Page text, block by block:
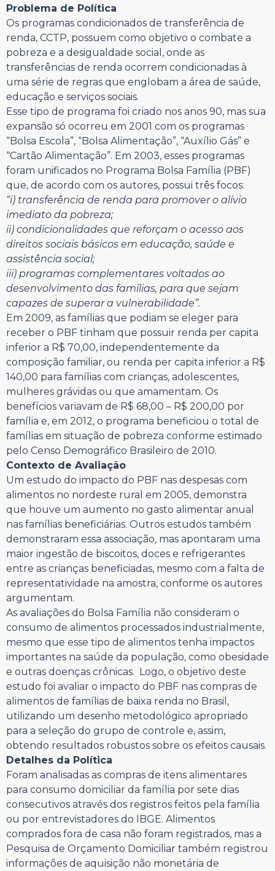
Problema de Política
Os programas condicionados de transferência de
renda, CCTP, possuem como objetivo o combate a
pobreza e a desigualdade social, onde as
transferências de renda ocorrem condicionadas à
uma série de regras que englobam a área de saúde,
educação e serviços sociais.
Esse tipo de programa foi criado nos anos 90, mas sua
expansão só ocorreu em 2001 com os programas
“Bolsa Escola”, “Bolsa Alimentação”, “Auxílio Gás” e
“Cartão Alimentação”. Em 2003, esses programas
foram unificados no Programa Bolsa Família (PBF)
que, de acordo com os autores, possui três focos:
“i) transferência de renda para promover o alívio
imediato da pobreza;
ii) condicionalidades que reforçam o acesso aos
direitos sociais básicos em educação, saúde e
assistência social;
iii) programas complementares voltados ao
desenvolvimento das famílias, para que sejam
capazes de superar a vulnerabilidade”.
Em 2009, as famílias que podiam se eleger para
receber o PBF tinham que possuir renda per capita
inferior a R$ 70,00, independentemente da
composição familiar, ou renda per capita inferior a R$
140,00 para famílias com crianças, adolescentes,
mulheres grávidas ou que amamentam. Os
benefícios variavam de R$ 68,00 – R$ 200,00 por
família e, em 2012, o programa beneficiou o total de
famílias em situação de pobreza conforme estimado
pelo Censo Demográfico Brasileiro de 2010.
Contexto de Avaliação
Um estudo do impacto do PBF nas despesas com
alimentos no nordeste rural em 2005, demonstra
que houve um aumento no gasto alimentar anual
nas famílias beneficiárias. Outros estudos também
demonstraram essa associação, mas apontaram uma
maior ingestão de biscoitos, doces e refrigerantes
entre as crianças beneficiadas, mesmo com a falta de
representatividade na amostra, conforme os autores
argumentam.
As avaliações do Bolsa Família não consideram o
consumo de alimentos processados industrialmente,
mesmo que esse tipo de alimentos tenha impactos
importantes na saúde da população, como obesidade
e outras doenças crônicas. Logo, o objetivo deste
estudo foi avaliar o impacto do PBF nas compras de
alimentos de famílias de baixa renda no Brasil,
utilizando um desenho metodológico apropriado
para a seleção do grupo de controle e, assim,
obtendo resultados robustos sobre os efeitos causais.
Detalhes da Política
Foram analisadas as compras de itens alimentares
para consumo domiciliar da família por sete dias
consecutivos através dos registros feitos pela família
ou por entrevistadores do IBGE. Alimentos
comprados fora de casa não foram registrados, mas a
Pesquisa de Orçamento Domiciliar também registrou
informações de aquisição não monetária de